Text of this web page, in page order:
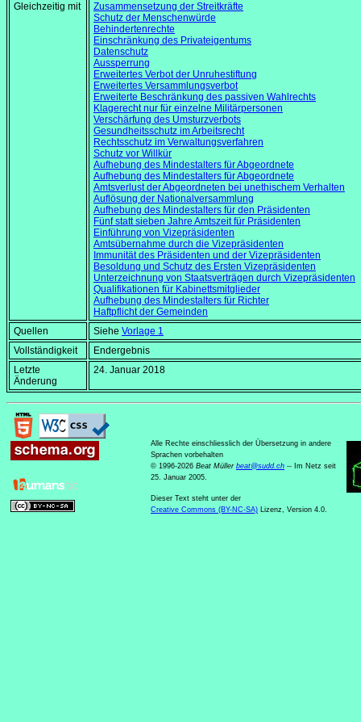
Gleichzeitig mit
Zusammensetzung der Streitkräfte
Schutz der Menschenwürde
Behindertenrechte
Einschränkung des Privateigentums
Datenschutz
Aussperrung
Erweitertes Verbot der Unruhestiftung
Erweitertes Versammlungsverbot
Erweiterte Beschränkung des passiven Wahlrechts
Klagerecht nur für einzelne Militärpersonen
Verschärfung des Umsturzverbots
Gesundheitsschutz im Arbeitsrecht
Rechtsschutz im Verwaltungsverfahren
Schutz vor Willkür
Aufhebung des Mindestalters für Abgeordnete
Aufhebung des Mindestalters für Abgeordnete
Amtsverlust der Abgeordneten bei unethischem Verhalten
Auflösung der Nationalversammlung
Aufhebung des Mindestalters für den Präsidenten
Fünf statt sieben Jahre Amtszeit für Präsidenten
Einführung von Vizepräsidenten
Amtsübernahme durch die Vizepräsidenten
Immunität des Präsidenten und der Vizepräsidenten
Besoldung und Schutz des Ersten Vizepräsidenten
Unterzeichnung von Staatsverträgen durch Vizepräsidenten
Qualifikationen für Kabinettsmitglieder
Aufhebung des Mindestalters für Richter
Haftpflicht der Gemeinden
Quellen
Siehe Vorlage 1
Vollständigkeit
Endergebnis
Letzte
Änderung
24. Januar 2018
Alle Rechte einschliesslich der Übersetzung in andere
Sprachen vorbehalten
© 1996-2026 Beat Müller beat@sudd.ch -- Im Netz seit
25. Januar 2005.
Dieser Text steht unter der
Creative Commons (BY-NC-SA) Lizenz, Version 4.0.